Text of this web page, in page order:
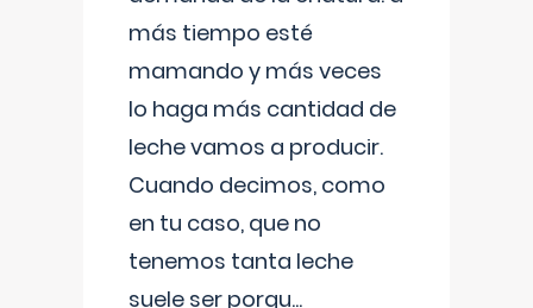
más tiempo esté
mamando y más veces
lo haga más cantidad de
leche vamos a producir.
Cuando decimos, como
en tu caso, que no
tenemos tanta leche
suele ser porqu...